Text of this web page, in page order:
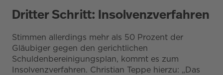
Dritter Schritt: Insolvenzverfahren
Stimmen allerdings mehr als 50 Prozent der
Gläubiger gegen den gerichtlichen
Schuldenbereinigungsplan, kommt es zum
Insolvenzverfahren. Christian Teppe hierzu: „Das